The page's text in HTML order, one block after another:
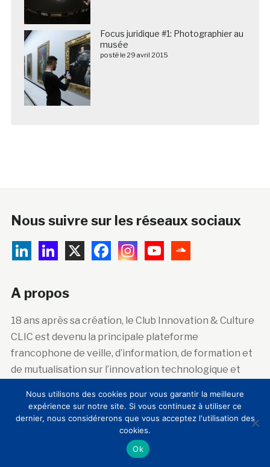
Focus juridique #1: Photographier au
musée
posté le 29 avril 2015
Nous suivre sur les réseaux sociaux
A propos
18 ans après sa création, le Club Innovation & Culture
CLIC est devenu la principale plateforme
francophone de veille, d’information, de formation et
de mutualisation sur l’innovation technologique et
historique et scientifique.
Abonnez-vous à la newsletter
Nous utilisons des cookies pour vous garantir la meilleure
expérience sur notre site. Si vous continuez à utiliser ce
dernier, nous considérerons que vous acceptez l'utilisation des
cookies.
Ok